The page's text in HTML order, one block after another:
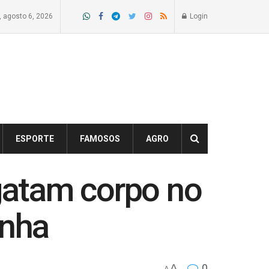
agosto 6, 2026 Login
ESPORTE FAMOSOS AGRO
corpo no